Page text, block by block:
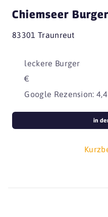
Chiemseer Burger
83301 Traunreut
leckere Burger
€
Google Rezension: 4,4
in